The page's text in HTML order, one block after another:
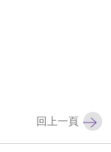
回上一頁